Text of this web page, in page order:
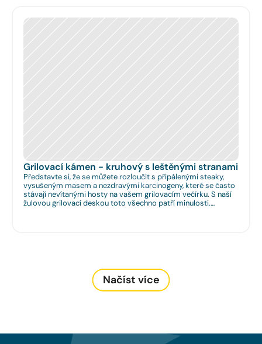
Grilovací kámen - kruhový s leštěnými stranami
Představte si, že se můžete rozloučit s připálenými steaky,
vysušeným masem a nezdravými karcinogeny, které se často
stávají nevítanými hosty na vašem grilovacím večírku. S naší
žulovou grilovací deskou toto všechno patří minulosti.
Načíst více